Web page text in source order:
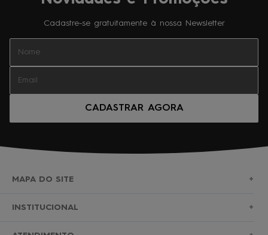
Cadastre-se gratuitamente à nossa Newsletter
CADASTRAR AGORA
MAPA DO SITE +
SURF
INSTITUCIONAL +
SOBRE NÓS